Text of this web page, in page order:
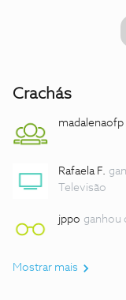
Crachás
madalenaofp
Rafaela F.
Televisão
jppo ganhou
Mostrar mais